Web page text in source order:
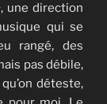
une direction
qui se
rangé, des
pas débile,
déteste,